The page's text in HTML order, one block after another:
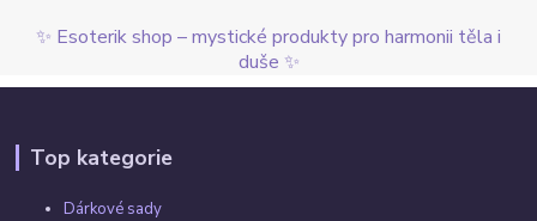
✨ Esoterik shop – mystické produkty pro harmonii těla i
duše ✨
Top kategorie
Dárkové sady